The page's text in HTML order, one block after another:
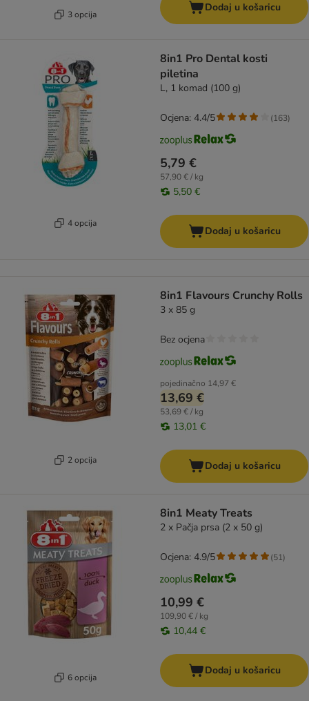
3 opcija
Dodaj u košaricu
4 opcija
8in1 Pro Dental kosti
piletina
L, 1 komad (100 g)
5,79 €
57,90 € / kg
5,50 €
Ocjena: 4.4/5 (163)
Dodaj u košaricu
2 opcija
8in1 Flavours Crunchy Rolls
3 x 85 g
pojedinačno 14,97 €
13,69 €
53,69 € / kg
13,01 €
Bez ocjena
Dodaj u košaricu
6 opcija
8in1 Meaty Treats
2 x Pačja prsa (2 x 50 g)
10,99 €
109,90 € / kg
10,44 €
Ocjena: 4.9/5 (51)
Dodaj u košaricu